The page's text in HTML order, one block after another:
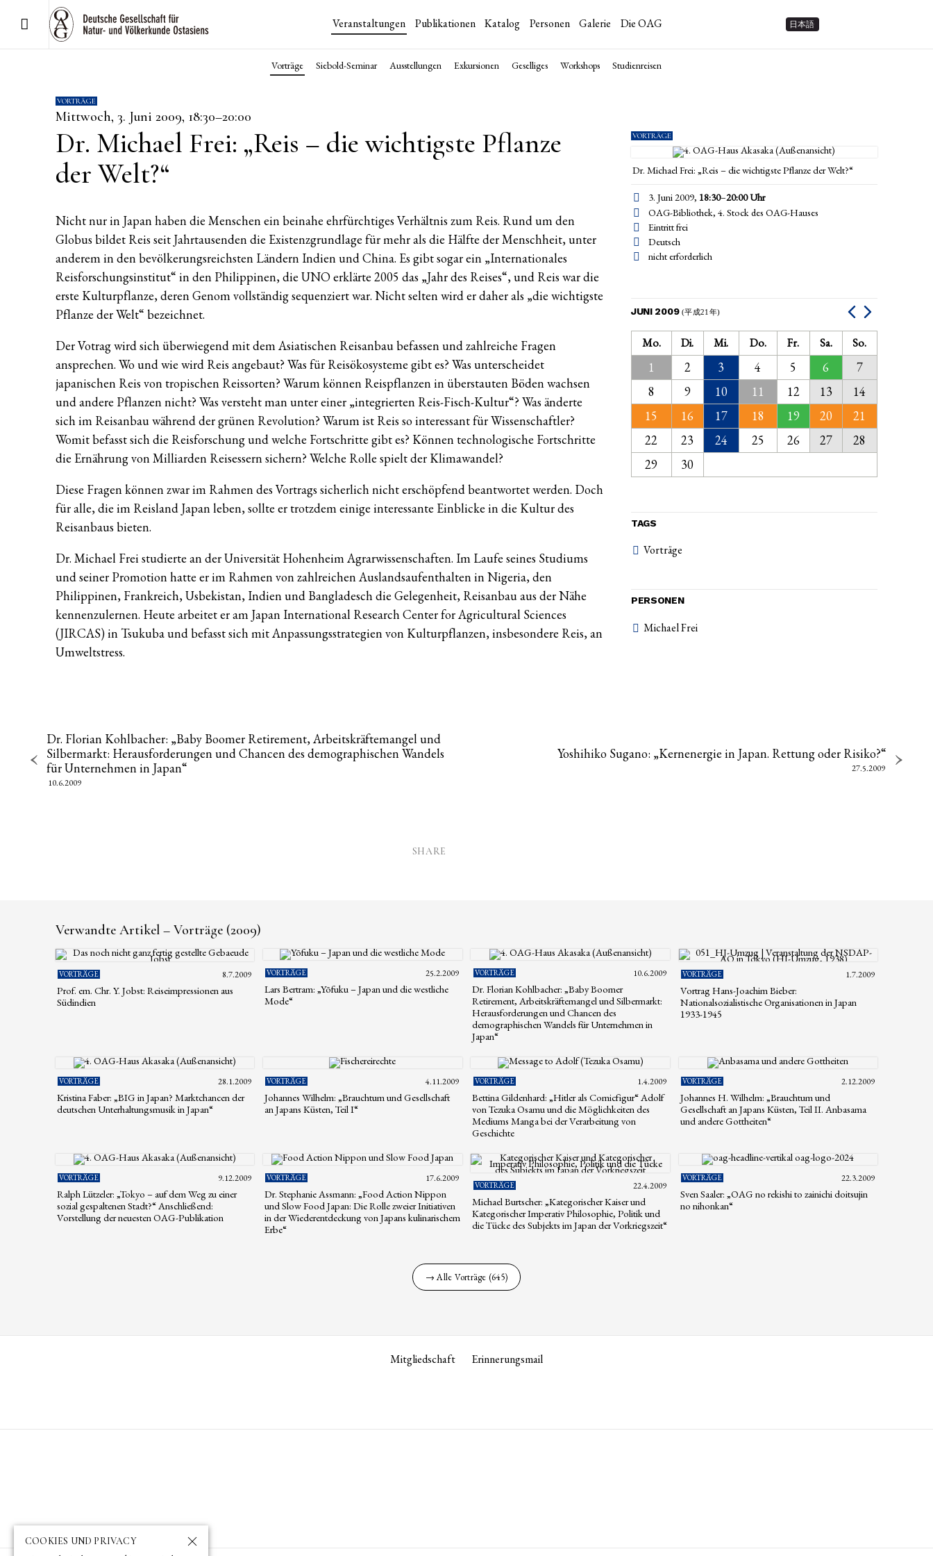
Veranstaltungen Publikationen Katalog Personen Galerie Die OAG 日本語
Vorträge Siebold-Seminar Ausstellungen Exkursionen Geselliges Workshops Studienreisen
VORTRÄGE
Mittwoch, 3. Juni 2009, 18:30–20:00
Dr. Michael Frei: „Reis – die wichtigste Pflanze
der Welt?“
Nicht nur in Japan haben die Menschen ein beinahe ehrfürchtiges Verhältnis zum Reis. Rund um den
Globus bildet Reis seit Jahrtausenden die Existenzgrundlage für mehr als die Hälfte der Menschheit, unter
anderem in den bevölkerungsreichsten Ländern Indien und China. Es gibt sogar ein „Internationales
Reisforschungsinstitut“ in den Philippinen, die UNO erklärte 2005 das „Jahr des Reises“, und Reis war die
erste Kulturpflanze, deren Genom vollständig sequenziert war. Nicht selten wird er daher als „die wichtigste
Pflanze der Welt“ bezeichnet.
Der Votrag wird sich überwiegend mit dem Asiatischen Reisanbau befassen und zahlreiche Fragen
ansprechen. Wo und wie wird Reis angebaut? Was für Reisökosysteme gibt es? Was unterscheidet
japanischen Reis von tropischen Reissorten? Warum können Reispflanzen in überstauten Böden wachsen
und andere Pflanzen nicht? Was versteht man unter einer „integrierten Reis-Fisch-Kultur“? Was änderte
sich im Reisanbau während der grünen Revolution? Warum ist Reis so interessant für Wissenschaftler?
Womit befasst sich die Reisforschung und welche Fortschritte gibt es? Können technologische Fortschritte
die Ernährung von Milliarden Reisessern sichern? Welche Rolle spielt der Klimawandel?
Diese Fragen können zwar im Rahmen des Vortrags sicherlich nicht erschöpfend beantwortet werden. Doch
für alle, die im Reisland Japan leben, sollte er trotzdem einige interessante Einblicke in die Kultur des
Reisanbaus bieten.
Dr. Michael Frei studierte an der Universität Hohenheim Agrarwissenschaften. Im Laufe seines Studiums
und seiner Promotion hatte er im Rahmen von zahlreichen Auslandsaufenthalten in Nigeria, den
Philippinen, Frankreich, Usbekistan, Indien und Bangladesch die Gelegenheit, Reisanbau aus der Nähe
kennenzulernen. Heute arbeitet er am Japan International Research Center for Agricultural Sciences
(JIRCAS) in Tsukuba und befasst sich mit Anpassungsstrategien von Kulturpflanzen, insbesondere Reis, an
Umweltstress.
VORTRÄGE
Dr. Michael Frei: „Reis – die wichtigste Pflanze der Welt?“
3. Juni 2009, 18:30–20:00Uhr
OAG-Bibliothek, 4. Stock des OAG-Hauses
Eintritt frei
Deutsch
nicht erforderlich
JUNI 2009(平成21年)
Mo. Di. Mi. Do. Fr. Sa. So.
1 2 3 4 5 6
7
8
9 10 11 12 13
14
15
16 17 18 19 20
21
22
23 24 25 26 27
28
29
30
TAGS
Vorträge
PERSONEN
Michael Frei
Dr. Florian Kohlbacher: „Baby Boomer Retirement, Arbeitskräftemangel und
Silbermarkt: Herausforderungen und Chancen des demographischen Wandels
für Unternehmen in Japan“
10.6.2009
Yoshihiko Sugano: „Kernenergie in Japan. Rettung oder Risiko?“
27.5.2009
SHARE
Verwandte Artikel – Vorträge (2009)
VORTRÄGE 8.7.2009
Prof. em. Chr. Y. Jobst: Reiseimpressionen aus
Südindien
VORTRÄGE 25.2.2009
Lars Bertram: „Yōfuku – Japan und die westliche
Mode“
VORTRÄGE 10.6.2009
Dr. Florian Kohlbacher: „Baby Boomer
Retirement, Arbeitskräftemangel und Silbermarkt:
Herausforderungen und Chancen des
demographischen Wandels für Unternehmen in
Japan“
VORTRÄGE 1.7.2009
Vortrag Hans-Joachim Bieber:
Nationalsozialistische Organisationen in Japan
1933-1945
VORTRÄGE 28.1.2009
Kristina Faber: „BIG in Japan? Marktchancen der
deutschen Unterhaltungsmusik in Japan“
VORTRÄGE 4.11.2009
Johannes Wilhelm: „Brauchtum und Gesellschaft
an Japans Küsten, Teil I“
VORTRÄGE 1.4.2009
Bettina Gildenhard: „Hitler als Comicfigur“ Adolf
von Tezuka Osamu und die Möglichkeiten des
Mediums Manga bei der Verarbeitung von
Geschichte
VORTRÄGE 2.12.2009
Johannes H. Wilhelm: „Brauchtum und
Gesellschaft an Japans Küsten, Teil II. Anbasama
und andere Gottheiten“
VORTRÄGE 9.12.2009
Ralph Lützeler: „Tokyo – auf dem Weg zu einer
sozial gespaltenen Stadt?“ Anschließend:
Vorstellung der neuesten OAG-Publikation
VORTRÄGE 17.6.2009
Dr. Stephanie Assmann: „Food Action Nippon
und Slow Food Japan: Die Rolle zweier Initiativen
in der Wiederentdeckung von Japans kulinarischem
Erbe“
VORTRÄGE 22.4.2009
Michael Burtscher: „Kategorischer Kaiser und
Kategorischer Imperativ Philosophie, Politik und
die Tücke des Subjekts im Japan der Vorkriegszeit“
VORTRÄGE 22.3.2009
Sven Saaler: „OAG no rekishi to zainichi doitsujin
no nihonkan“
→ Alle Vorträge (645)
Mitgliedschaft Erinnerungsmail
COOKIES UND PRIVACY